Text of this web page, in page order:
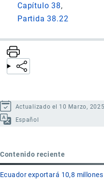
Capítulo 38
Partida 38.22
Actualizado el 10 Marzo, 2025
Español
Contenido reciente
Ecuador exportará 10,8